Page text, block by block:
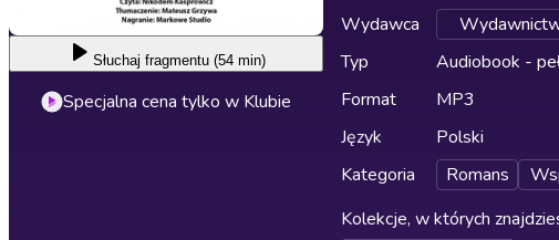
Słuchaj fragmentu (54 min)
Specjalna cena tylko w Klubie
Wydawca
Typ
Audiobook -
Format
MP3
Język
Polski
Kategoria
Romans
Kolekcje, w których